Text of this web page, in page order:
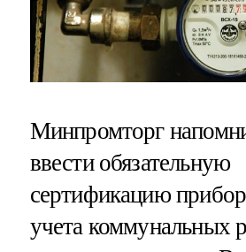
Минпромторг
ввести обязательную
сертификацию
учета коммунальных